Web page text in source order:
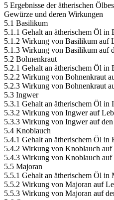
5 Ergebnisse der ätherischen
Gewürze und deren Wirkungen
5.1 Basilikum
5.1.1 Gehalt an ätherischem Öl in
5.1.2 Wirkung von Basilikum auf
5.1.3 Wirkung von Basilikum auf
5.2 Bohnenkraut
5.2.1 Gehalt an ätherischem Öl in
5.2.2 Wirkung von Bohnenkraut
5.2.3 Wirkung von Bohnenkraut
5.3 Ingwer
5.3.1 Gehalt an ätherischem Öl in
5.3.2 Wirkung von Ingwer auf
5.3.3 Wirkung von Ingwer auf
5.4 Knoblauch
5.4.1 Gehalt an ätherischem Öl in
5.4.2 Wirkung von Knoblauch auf
5.4.3 Wirkung von Knoblauch auf
5.5 Majoran
5.5.1 Gehalt an ätherischem Öl in
5.5.2 Wirkung von Majoran auf
5.5.3 Wirkung von Majoran auf